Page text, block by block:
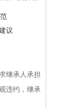
议
继承人承担
违约，继承